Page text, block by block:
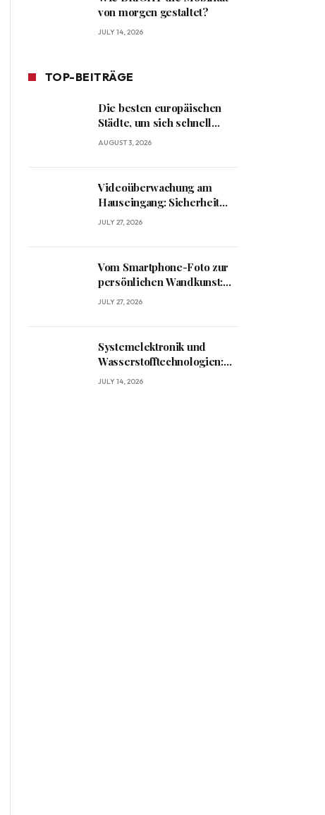
von morgen gestaltet?
JULY 14, 2026
TOP-BEITRÄGE
Die besten europäischen
Städte, um sich schnell
heimisch zu fühlen
AUGUST 3, 2026
Videoüberwachung am
Hauseingang: Sicherheit
und Datenschutz richtig
JULY 27, 2026
Vom Smartphone-Foto zur
persönlichen Wandkunst:
Kreative Ideen für
JULY 27, 2026
Systemelektronik und
Wasserstofftechnologien:
Wie BRIGHT die Mobilität
JULY 14, 2026